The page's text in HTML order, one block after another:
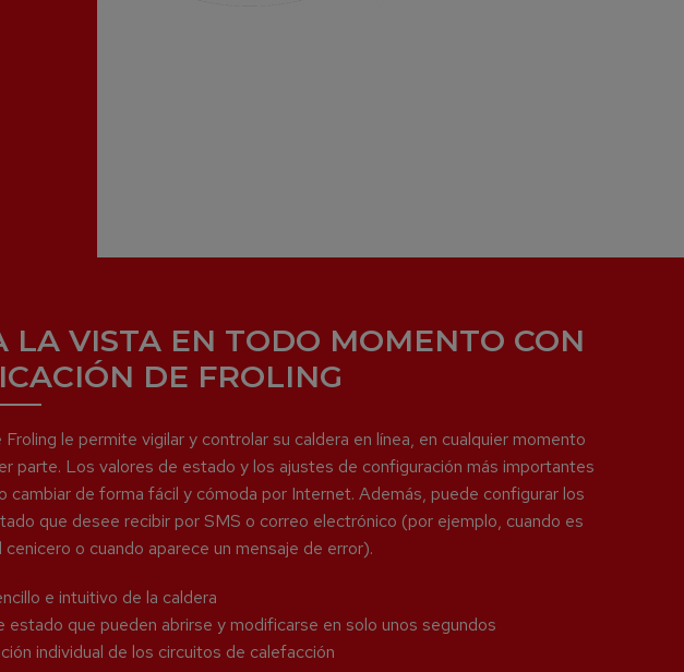
LA VISTA EN TODO MOMENTO CON
DE FROLING
Froling le permite vigilar y controlar su caldera en línea, en cualquier momento
parte. Los valores de estado y los ajustes de configuración más importantes
cambiar de forma fácil y cómoda por Internet. Además, puede configurar los
que desee recibir por SMS o correo electrónico (por ejemplo, cuando es
cenicero o cuando aparece un mensaje de error).
e intuitivo de la caldera
estado que pueden abrirse y modificarse en solo unos segundos
individual de los circuitos de calefacción